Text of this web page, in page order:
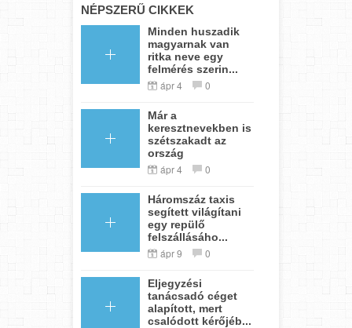
NÉPSZERŰ CIKKEK
Minden huszadik
magyarnak van
ritka neve egy
felmérés szerin...
ápr 4 0
Már a
keresztnevekben is
szétszakadt az
ország
ápr 4 0
Háromszáz taxis
segített világítani
egy repülő
felszállásáho...
ápr 9 0
Eljegyzési
tanácsadó céget
alapított, mert
csalódott kérőjéb...